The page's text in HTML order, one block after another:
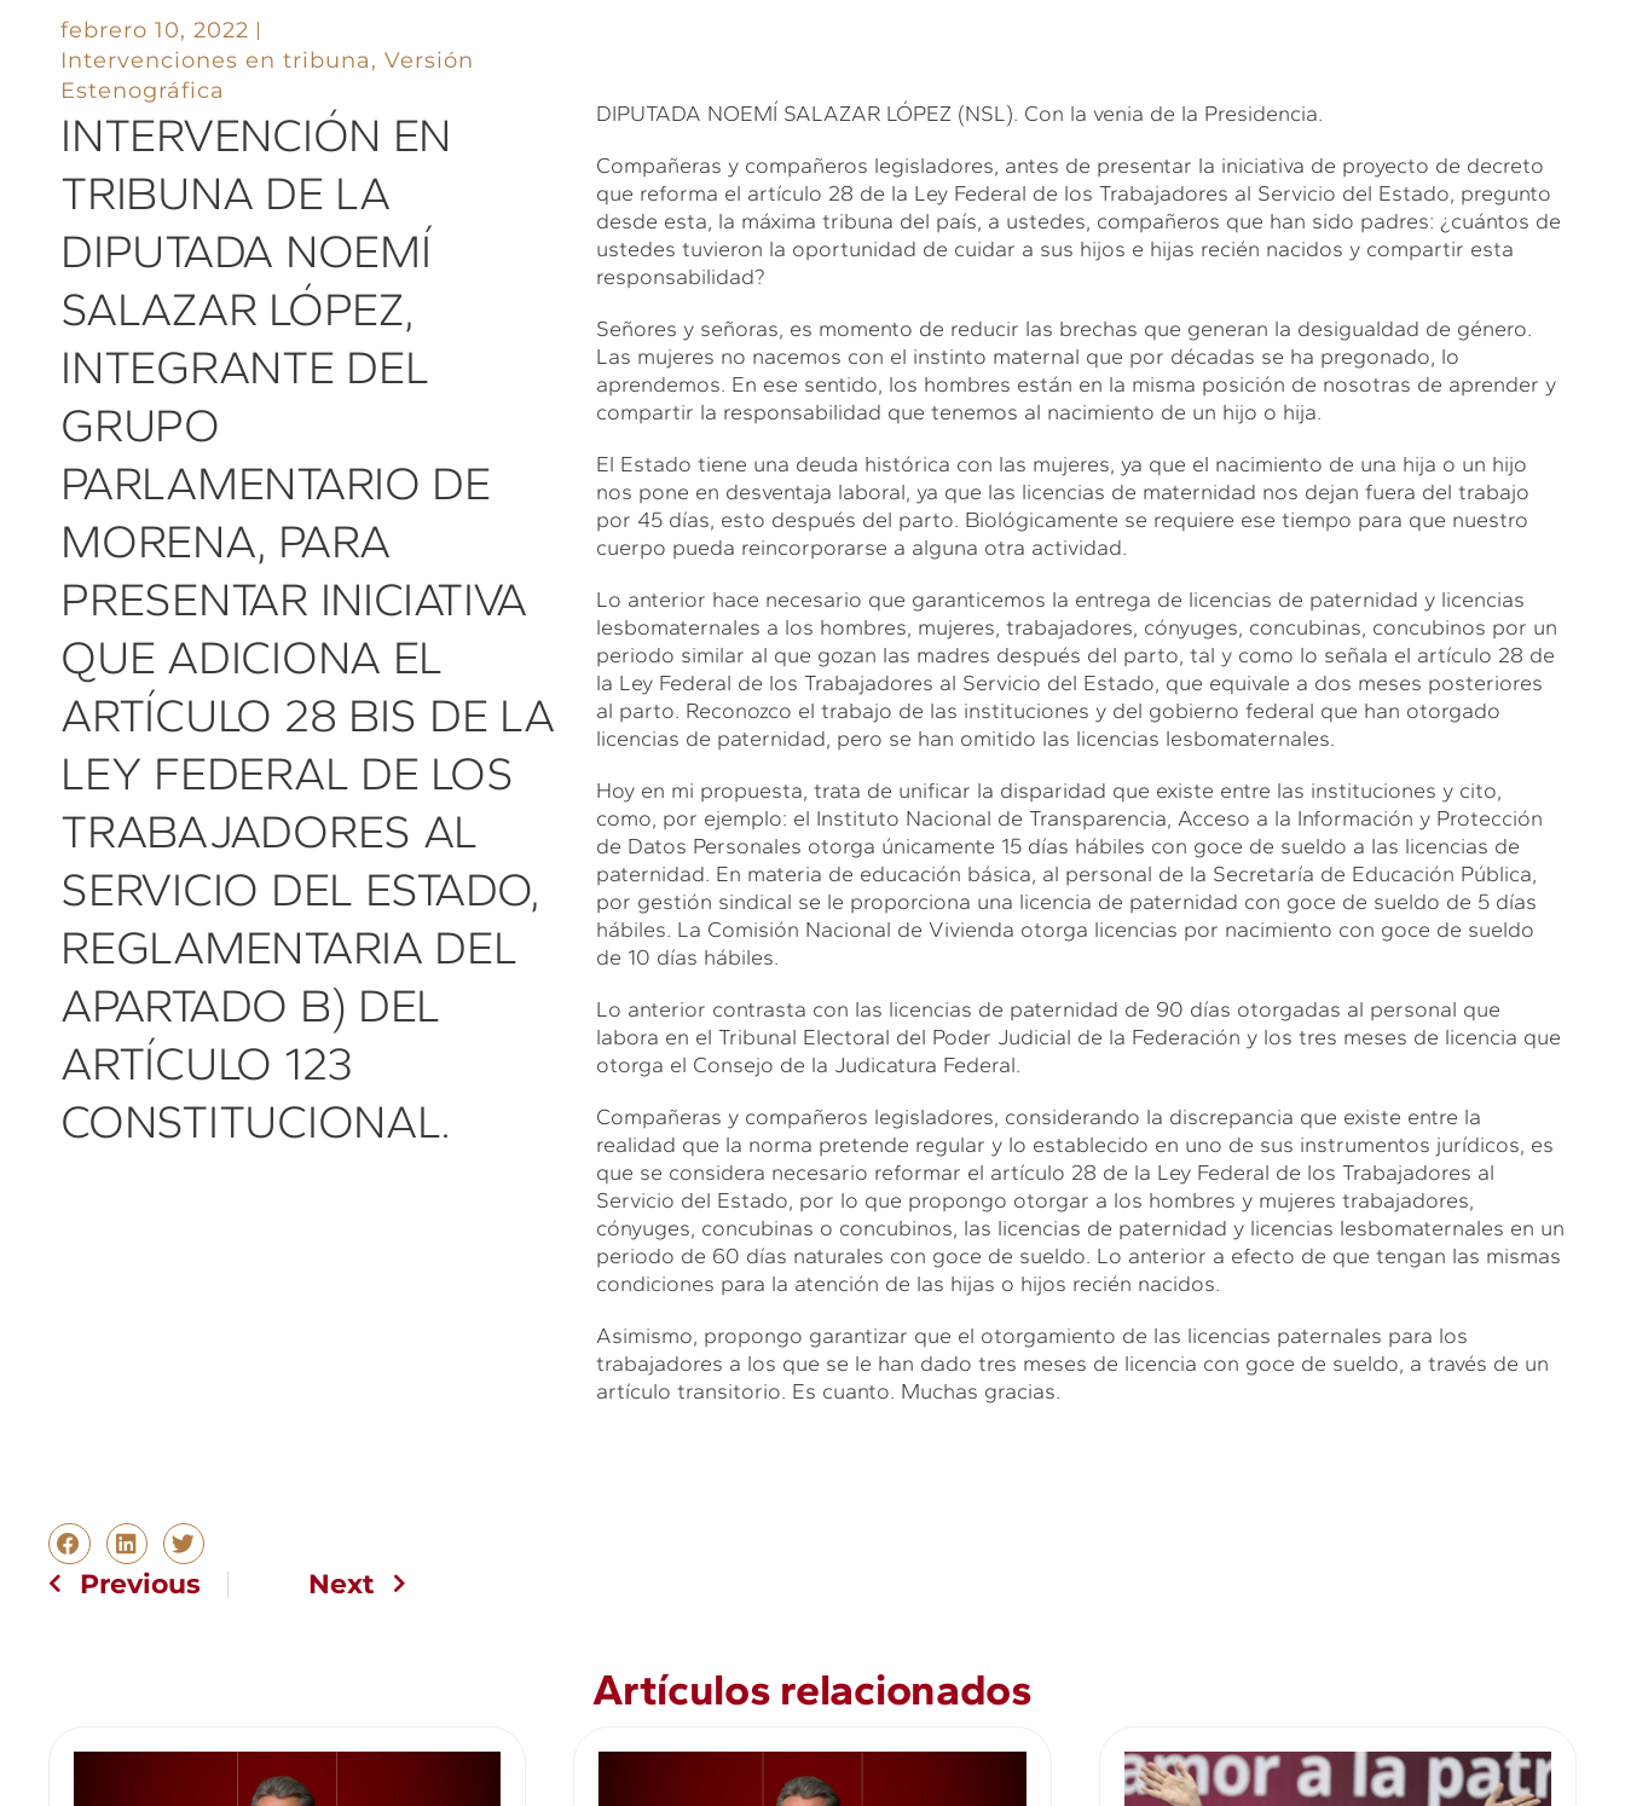
febrero 10, 2022
Intervenciones en tribuna,Versión
Estenográfica
INTERVENCIÓN EN
TRIBUNA DE LA
DIPUTADA NOEMÍ
SALAZAR LÓPEZ,
INTEGRANTE DEL
GRUPO
PARLAMENTARIO DE
MORENA, PARA
PRESENTAR INICIATIVA
QUE ADICIONA EL
ARTÍCULO 28 BIS DE LA
LEY FEDERAL DE LOS
TRABAJADORES AL
SERVICIO DEL ESTADO,
REGLAMENTARIA DEL
APARTADO B) DEL
ARTÍCULO 123
CONSTITUCIONAL.
DIPUTADA NOEMÍ SALAZAR LÓPEZ (NSL). Con la venia de la Presidencia.
Compañeras y compañeros legisladores, antes de presentar la iniciativa de proyecto de decreto
que reforma el artículo 28 de la Ley Federal de los Trabajadores al Servicio del Estado, pregunto
desde esta, la máxima tribuna del país, a ustedes, compañeros que han sido padres: ¿cuántos de
ustedes tuvieron la oportunidad de cuidar a sus hijos e hijas recién nacidos y compartir esta
responsabilidad?
Señores y señoras, es momento de reducir las brechas que generan la desigualdad de género.
Las mujeres no nacemos con el instinto maternal que por décadas se ha pregonado, lo
aprendemos. En ese sentido, los hombres están en la misma posición de nosotras de aprender y
compartir la responsabilidad que tenemos al nacimiento de un hijo o hija.
El Estado tiene una deuda histórica con las mujeres, ya que el nacimiento de una hija o un hijo
nos pone en desventaja laboral, ya que las licencias de maternidad nos dejan fuera del trabajo
por 45 días, esto después del parto. Biológicamente se requiere ese tiempo para que nuestro
cuerpo pueda reincorporarse a alguna otra actividad.
Lo anterior hace necesario que garanticemos la entrega de licencias de paternidad y licencias
lesbomaternales a los hombres, mujeres, trabajadores, cónyuges, concubinas, concubinos por un
periodo similar al que gozan las madres después del parto, tal y como lo señala el artículo 28 de
la Ley Federal de los Trabajadores al Servicio del Estado, que equivale a dos meses posteriores
al parto. Reconozco el trabajo de las instituciones y del gobierno federal que han otorgado
licencias de paternidad, pero se han omitido las licencias lesbomaternales.
Hoy en mi propuesta, trata de unificar la disparidad que existe entre las instituciones y cito,
como, por ejemplo: el Instituto Nacional de Transparencia, Acceso a la Información y Protección
de Datos Personales otorga únicamente 15 días hábiles con goce de sueldo a las licencias de
paternidad. En materia de educación básica, al personal de la Secretaría de Educación Pública,
por gestión sindical se le proporciona una licencia de paternidad con goce de sueldo de 5 días
hábiles. La Comisión Nacional de Vivienda otorga licencias por nacimiento con goce de sueldo
de 10 días hábiles.
Lo anterior contrasta con las licencias de paternidad de 90 días otorgadas al personal que
labora en el Tribunal Electoral del Poder Judicial de la Federación y los tres meses de licencia que
otorga el Consejo de la Judicatura Federal.
Compañeras y compañeros legisladores, considerando la discrepancia que existe entre la
realidad que la norma pretende regular y lo establecido en uno de sus instrumentos jurídicos, es
que se considera necesario reformar el artículo 28 de la Ley Federal de los Trabajadores al
Servicio del Estado, por lo que propongo otorgar a los hombres y mujeres trabajadores,
cónyuges, concubinas o concubinos, las licencias de paternidad y licencias lesbomaternales en un
periodo de 60 días naturales con goce de sueldo. Lo anterior a efecto de que tengan las mismas
condiciones para la atención de las hijas o hijos recién nacidos.
Asimismo, propongo garantizar que el otorgamiento de las licencias paternales para los
trabajadores a los que se le han dado tres meses de licencia con goce de sueldo, a través de un
artículo transitorio. Es cuanto. Muchas gracias.
Previous Next
Artículos relacionados